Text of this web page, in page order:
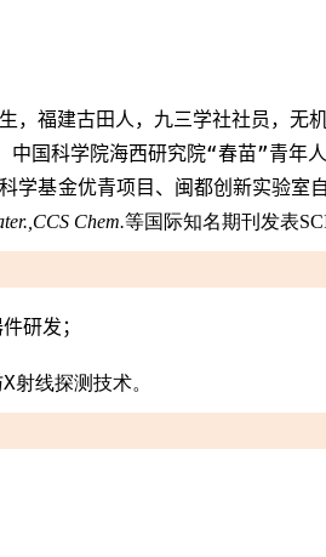
，福建古田人， 九三学社社员，无
中国科学院海西研究院“春苗”青年
学基金优青项目、闽都创新实验
CCS Chem.等国际知名期刊发表
研发 ；
X射线探测技术。